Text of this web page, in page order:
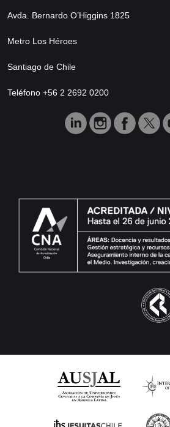
Avda. Bernardo O’Higgins 1825
Metro Los Héroes
Santiago de Chile
Teléfono +56 2 2692 0200